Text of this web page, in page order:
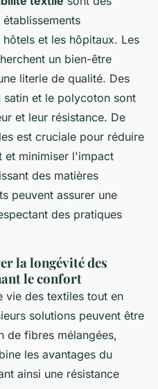
et les hôpitaux. Les
un bien-être
literie de qualité. Des
et le polycoton sont
et leur résistance. De
est cruciale pour réduire
et minimiser l'impact
des matières
peuvent assurer une
des pratiques
la longévité des
le confort
vie des textiles tout en
solutions peuvent être
de fibres mélangées,
les avantages du
ainsi une résistance